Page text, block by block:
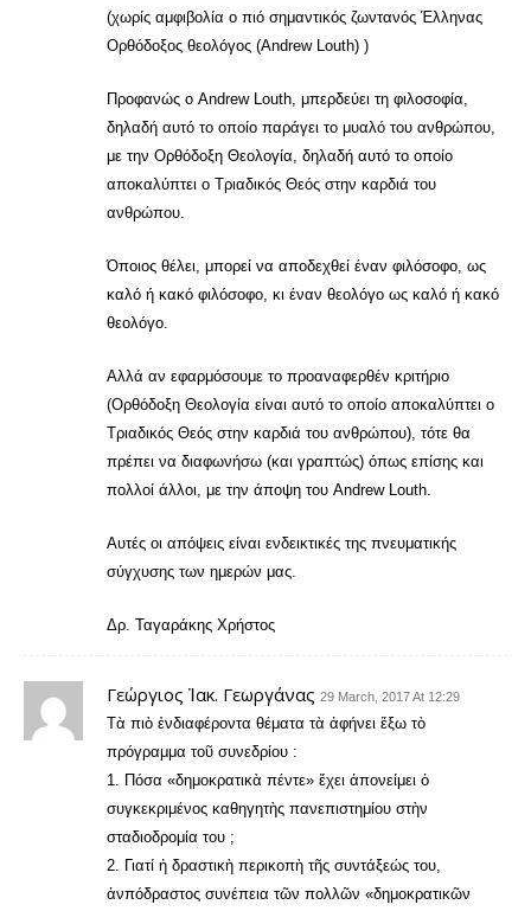
(χωρίς αμφιβολία ο πιό σημαντικός ζωντανός Έλληνας
Ορθόδοξος θεολόγος (Andrew Louth) )
Προφανώς ο Andrew Louth, μπερδεύει τη φιλοσοφία,
δηλαδή αυτό το οποίο παράγει το μυαλό του ανθρώπου,
με την Ορθόδοξη Θεολογία, δηλαδή αυτό το οποίο
αποκαλύπτει ο Τριαδικός Θεός στην καρδιά του
ανθρώπου.
Όποιος θέλει, μπορεί να αποδεχθεί έναν φιλόσοφο, ως
καλό ή κακό φιλόσοφο, κι έναν θεολόγο ως καλό ή κακό
θεολόγο.
Αλλά αν εφαρμόσουμε το προαναφερθέν κριτήριο
(Ορθόδοξη Θεολογία είναι αυτό το οποίο αποκαλύπτει ο
Τριαδικός Θεός στην καρδιά του ανθρώπου), τότε θα
πρέπει να διαφωνήσω (και γραπτώς) όπως επίσης και
πολλοί άλλοι, με την άποψη του Andrew Louth.
Αυτές οι απόψεις είναι ενδεικτικές της πνευματικής
σύγχυσης των ημερών μας.
Δρ. Ταγαράκης Χρήστος
Γεώργιος Ἰακ. Γεωργάνας 29 March, 2017 At 12:29
Τὰ πιὸ ἐνδιαφέροντα θέματα τὰ ἀφήνει ἔξω τὸ
πρόγραμμα τοῦ συνεδρίου :
1. Πόσα «δημοκρατικὰ πέντε» ἔχει ἀπονείμει ὁ
συγκεκριμένος καθηγητὴς πανεπιστημίου στὴν
σταδιοδρομία του ;
2. Γιατί ἡ δραστικὴ περικοπὴ τῆς συντάξεώς του,
ἀνπόδραστος συνέπεια τῶν πολλῶν «δημοκρατικῶν